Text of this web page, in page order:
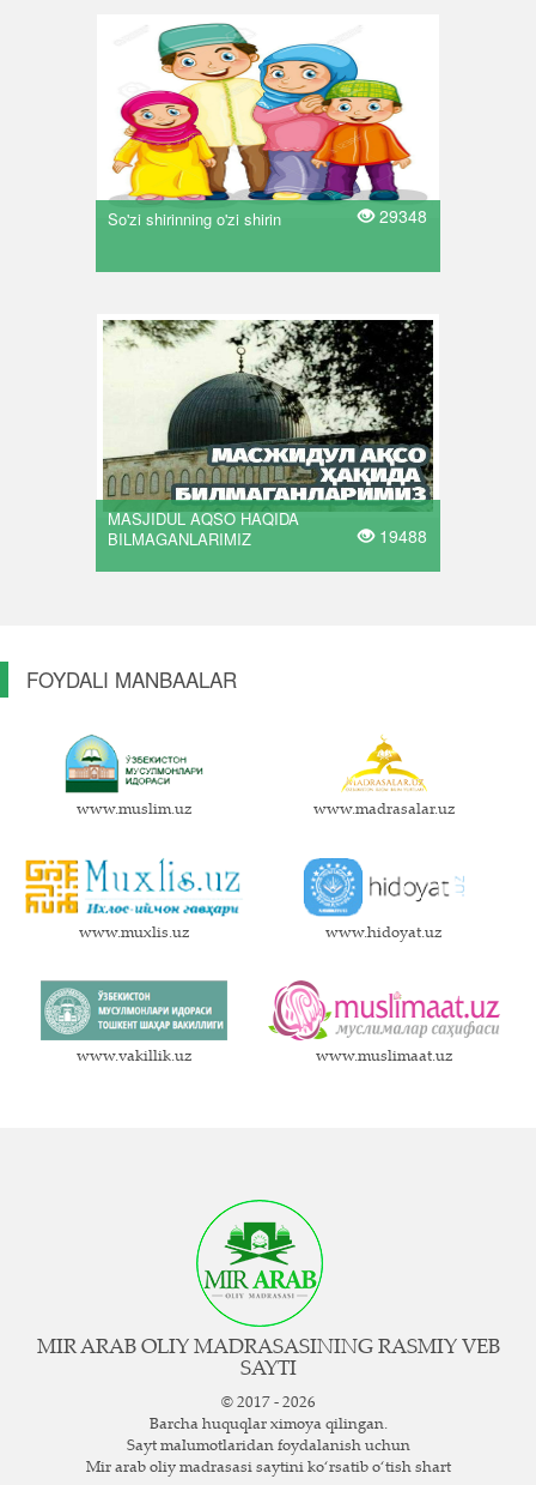
So'zi shirinning o'zi shirin 29348
MASJIDUL AQSO HAQIDA
BILMAGANLARIMIZ
19488
FOYDALI MANBAALAR
www.muslim.uz www.madrasalar.uz
www.muxlis.uz www.hidoyat.uz
www.vakillik.uz www.muslimaat.uz
MIR ARAB OLIY MADRASASINING RASMIY VEB
SAYTI
© 2017 - 2026
Barcha huquqlar ximoya qilingan.
Sayt ma`lumotlaridan foydalanish uchun
Mir arab oliy madrasasi saytini ko‘rsatib o‘tish shart